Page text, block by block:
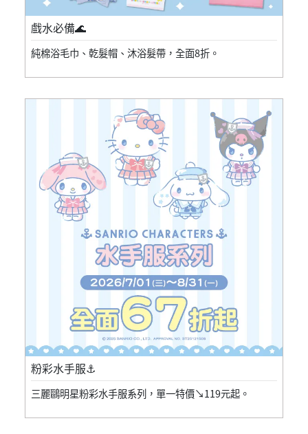
戲水必備🌊
純棉浴毛巾、乾髮帽、沐浴髮帶，全面8折。
粉彩水手服⚓
三麗鷗明星粉彩水手服系列，單一特價↘119元起。